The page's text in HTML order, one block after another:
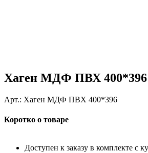
Хаген МДФ ПВХ 400*396
Арт.: Хаген МДФ ПВХ 400*396
Коротко о товаре
Доступен к заказу в комплекте с